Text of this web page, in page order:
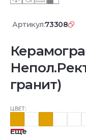
Артикул:73308
гранит)
ЦВЕТ:
Еще